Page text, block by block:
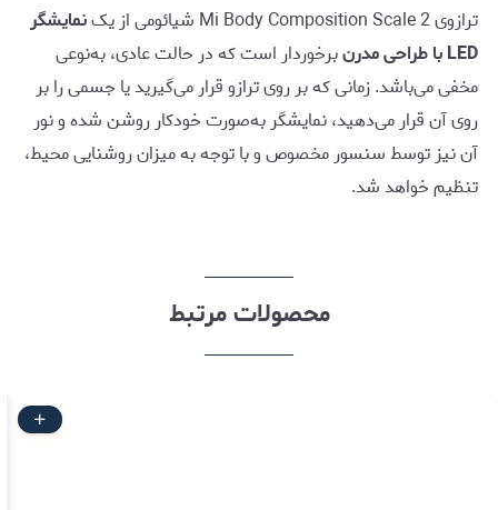
ترازوی Mi Body Composition Scale 2 شیائومی از یک
نمایشگر
LED با طراحی مدرن
برخوردار است که در حالت عادی، به‌نوعی
مخفی می‌باشد. زمانی که بر روی ترازو قرار می‌گیرید یا جسمی را بر
روی آن قرار می‌دهید، نمایشگر به‌صورت خودکار روشن شده و نور
آن نیز توسط سنسور مخصوص و با توجه به میزان روشنایی محیط،
تنظیم خواهد شد.
محصولات مرتبط